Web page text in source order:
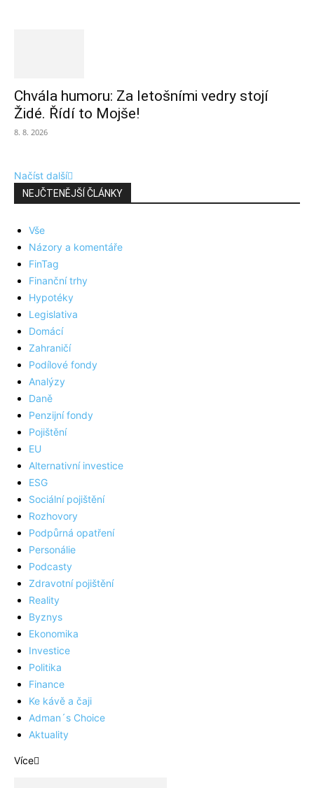
Chvála humoru: Za letošními vedry stojí
Židé. Řídí to Mojše!
8. 8. 2026
Načíst další
NEJČTENĚJŠÍ ČLÁNKY
Vše
Názory a komentáře
FinTag
Finanční trhy
Hypotéky
Legislativa
Domácí
Zahraničí
Podílové fondy
Analýzy
Daně
Penzijní fondy
Pojištění
EU
Alternativní investice
ESG
Sociální pojištění
Rozhovory
Podpůrná opatření
Personálie
Podcasty
Zdravotní pojištění
Reality
Byznys
Ekonomika
Investice
Politika
Finance
Ke kávě a čaji
Adman´s Choice
Aktuality
Více